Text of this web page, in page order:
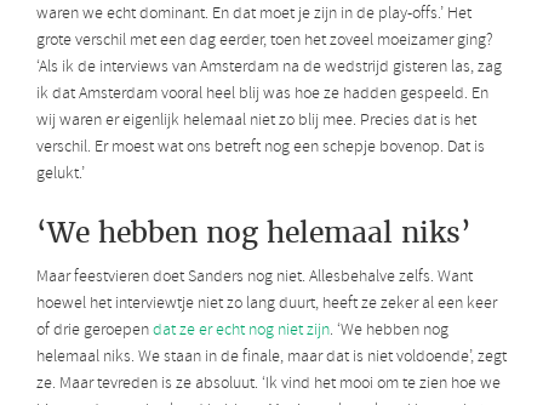
waren we echt dominant. En dat moet je zijn in de play-offs.’ Het
grote verschil met een dag eerder, toen het zoveel moeizamer ging?
‘Als ik de interviews van Amsterdam na de wedstrijd gisteren las, zag
ik dat Amsterdam vooral heel blij was hoe ze hadden gespeeld. En
wij waren er eigenlijk helemaal niet zo blij mee. Precies dat is het
verschil. Er moest wat ons betreft nog een schepje bovenop. Dat is
gelukt.’
‘We hebben nog helemaal niks’
Maar feestvieren doet Sanders nog niet. Allesbehalve zelfs. Want
hoewel het interviewtje niet zo lang duurt, heeft ze zeker al een keer
of drie geroependat ze er echt nog niet zijn. ‘We hebben nog
helemaal niks. We staan in de finale, maar dat is niet voldoende’, zegt
ze. Maar tevreden is ze absoluut. ‘Ik vind het mooi om te zien hoe we